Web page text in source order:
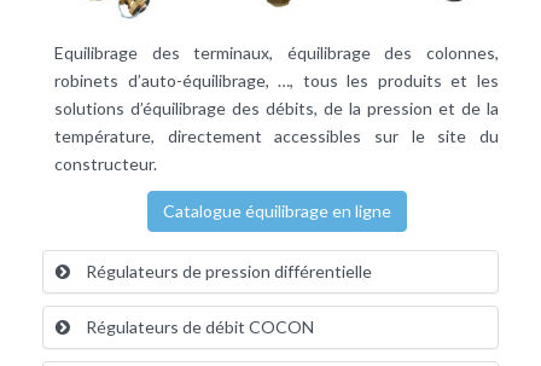
Equilibrage des terminaux, équilibrage des colonnes,
robinets d’auto-équilibrage, …, tous les produits et les
solutions d’équilibrage des débits, de la pression et de la
température, directement accessibles sur le site du
constructeur.
Catalogue équilibrage en ligne
Régulateurs de pression différentielle
Régulateurs de débit COCON